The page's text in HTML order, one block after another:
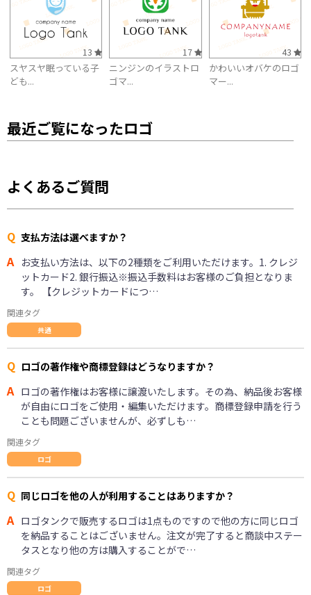
13
スヤスヤ眠っている子
ども...
17
ニンジンのイラストロ
ゴマ...
43
かわいいオバケのロゴ
マー...
最近ご覧になったロゴ
よくあるご質問
Q 支払方法は選べますか？
A お支払い方法は、以下の2種類をご利用いただけます。1. クレジ
ットカード2. 銀行振込※振込手数料はお客様のご負担となりま
す。 【クレジットカードにつ…
関連タグ
共通
Q ロゴの著作権や商標登録はどうなりますか？
A ロゴの著作権はお客様に譲渡いたします。その為、納品後お客様
が自由にロゴをご使用・編集いただけます。商標登録申請を行う
ことも問題ございませんが、必ずしも…
関連タグ
ロゴ
Q 同じロゴを他の人が利用することはありますか？
A ロゴタンクで販売するロゴは1点ものですので他の方に同じロゴ
を納品することはございません。注文が完了すると商談中ステー
タスとなり他の方は購入することがで…
関連タグ
ロゴ